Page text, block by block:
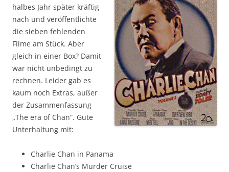
halbes Jahr später kräftig
nach und veröffentlichte
die sieben fehlenden
Filme am Stück. Aber
gleich in einer Box? Damit
war nicht unbedingt zu
rechnen. Leider gab es
kaum noch Extras, außer
der Zusammenfassung
„The era of Chan“. Gute
Unterhaltung mit:
Charlie Chan in Panama
Charlie Chan’s Murder Cruise